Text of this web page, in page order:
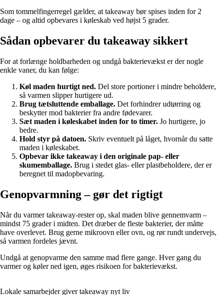
Som tommelfingerregel gælder, at takeaway bør spises inden for 2
dage – og altid opbevares i køleskab ved højst 5 grader.
Sådan opbevarer du takeaway sikkert
For at forlænge holdbarheden og undgå bakterievækst er der nogle
enkle vaner, du kan følge:
Køl maden hurtigt ned. Del store portioner i mindre beholdere,
så varmen slipper hurtigere ud.
Brug tætsluttende emballage. Det forhindrer udtørring og
beskytter mod bakterier fra andre fødevarer.
Sæt maden i køleskabet inden for to timer. Jo hurtigere, jo
bedre.
Hold styr på datoen. Skriv eventuelt på låget, hvornår du satte
maden i køleskabet.
Opbevar ikke takeaway i den originale pap- eller
skumemballage. Brug i stedet glas- eller plastbeholdere, der er
beregnet til madopbevaring.
Genopvarmning – gør det rigtigt
Når du varmer takeaway-rester op, skal maden blive gennemvarm –
mindst 75 grader i midten. Det dræber de fleste bakterier, der måtte
have overlevet. Brug gerne mikroovn eller ovn, og rør rundt undervejs,
så varmen fordeles jævnt.
Undgå at genopvarme den samme mad flere gange. Hver gang du
varmer og køler ned igen, øges risikoen for bakterievækst.
Lokale samarbejder giver takeaway nyt liv